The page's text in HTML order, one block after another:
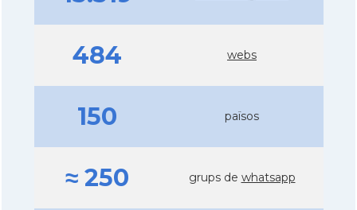
484 webs
150 països
≈ 250 grups de whatsapp